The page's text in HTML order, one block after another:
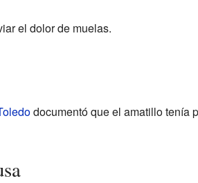
el dolor de muelas.
documentó que el amatillo tenía